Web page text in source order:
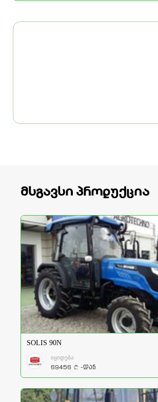
მსგავსი პროდუქცია
SOLIS 90N
იყიდება
69456 a -დან